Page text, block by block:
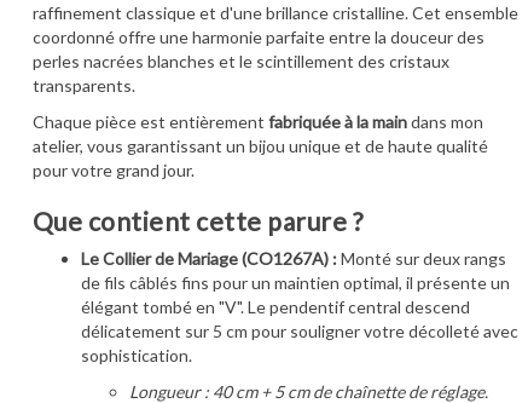
raffinement classique et d'une brillance cristalline.Cet ensemble
coordonné offre une harmonie parfaite entre la douceur des
perles nacrées blanches et le scintillement des cristaux
transparents.
Chaque pièce est entièrement fabriquée à la maindans mon
atelier, vous garantissant un bijou unique et de haute qualité
pour votre grand jour.
Que contient cette parure ?
Le Collier de Mariage (CO1267A) :Monté sur deux rangs
de fils câblés fins pour un maintien optimal, il présente un
élégant tombé en "V".Le pendentif central descend
délicatement sur 5 cm pour souligner votre décolleté avec
sophistication.
Longueur : 40 cm + 5 cm de chaînette de réglage.